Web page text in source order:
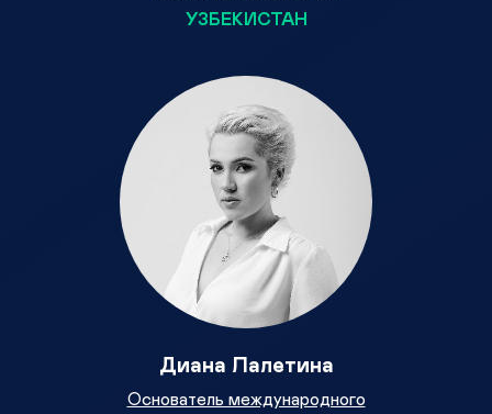
УЗБЕКИСТАН
Диана Лалетина
Основатель международного